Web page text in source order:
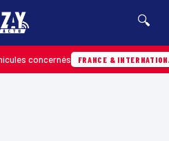
🔍
FRANCE & INTERNATIONALE